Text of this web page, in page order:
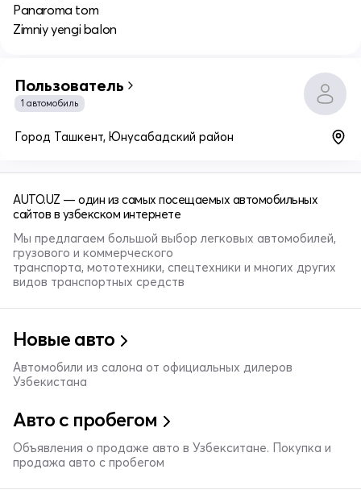
Panaroma tom
Zimniy yengi balon
Пользователь
1 автомобиль
Город Ташкент, Юнусабадский район
AUTO.UZ — один из самых посещаемых автомобильных
сайтов в узбекском интернете
Мы предлагаем большой выбор легковых автомобилей,
грузового и коммерческого
транспорта, мототехники, спецтехники и многих других
видов транспортных средств
Новые авто
Автомобили из салона от официальных дилеров
Узбекистана
Авто с пробегом
Объявления о продаже авто в Узбекситане. Покупка и
продажа авто с пробегом